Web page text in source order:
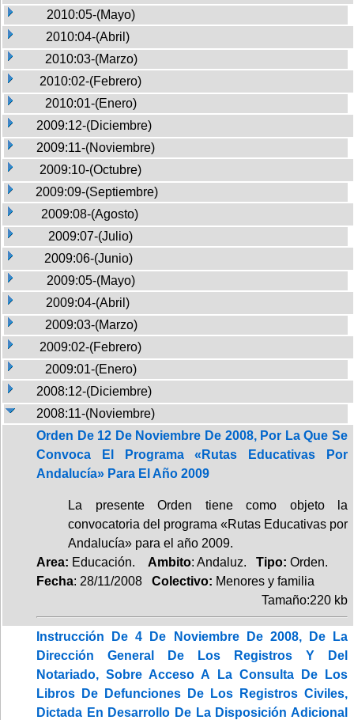
2010:05-(Mayo)
2010:04-(Abril)
2010:03-(Marzo)
2010:02-(Febrero)
2010:01-(Enero)
2009:12-(Diciembre)
2009:11-(Noviembre)
2009:10-(Octubre)
2009:09-(Septiembre)
2009:08-(Agosto)
2009:07-(Julio)
2009:06-(Junio)
2009:05-(Mayo)
2009:04-(Abril)
2009:03-(Marzo)
2009:02-(Febrero)
2009:01-(Enero)
2008:12-(Diciembre)
2008:11-(Noviembre)
Orden De 12 De Noviembre De 2008, Por La Que Se
Convoca El Programa «Rutas Educativas Por
Andalucía» Para El Año 2009
La presente Orden tiene como objeto la
convocatoria del programa «Rutas Educativas por
Andalucía» para el año 2009.
Area: Educación. Ambito: Andaluz. Tipo: Orden.
Fecha: 28/11/2008 Colectivo: Menores y familia
Tamaño:220 kb
Instrucción De 4 De Noviembre De 2008, De La
Dirección General De Los Registros Y Del
Notariado, Sobre Acceso A La Consulta De Los
Libros De Defunciones De Los Registros Civiles,
Dictada En Desarrollo De La Disposición Adicional